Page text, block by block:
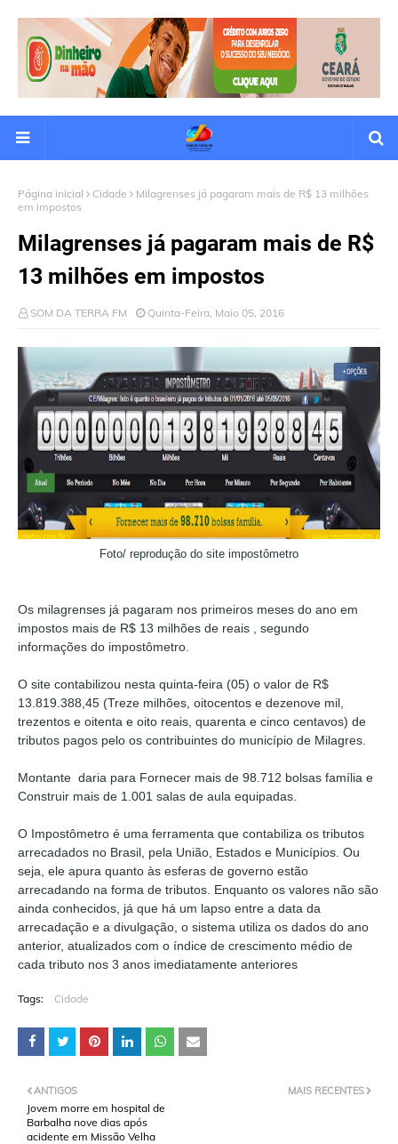
Página inicial Cidade
Milagrenses já pagaram mais de R$ 13 milhões
em impostos
Milagrenses já pagaram mais de R$
13 milhões em impostos
SOM DA TERRA FM Quinta-Feira, Maio 05, 2016
Foto/ reprodução do site impostômetro
Os milagrenses já pagaram nos primeiros meses do ano em
impostos mais de R$ 13 milhões de reais , segundo
informações do impostômetro.
O site contabilizou nesta quinta-feira (05) o valor de R$
13.819.388,45 (Treze milhões, oitocentos e dezenove mil,
trezentos e oitenta e oito reais, quarenta e cinco centavos) de
tributos pagos pelo os contribuintes do município de Milagres.
Montante daria para Fornecer mais de 98.712 bolsas família e
Construir mais de 1.001 salas de aula equipadas.
O Impostômetro é uma ferramenta que contabiliza os tributos
arrecadados no Brasil, pela União, Estados e Municípios. Ou
seja, ele apura quanto às esferas de governo estão
arrecadando na forma de tributos. Enquanto os valores não são
ainda conhecidos, já que há um lapso entre a data da
arrecadação e a divulgação, o sistema utiliza os dados do ano
anterior, atualizados com o índice de crescimento médio de
cada tributo nos 3 anos imediatamente anteriores
Tags: Cidade
MAIS RECENTES
ANTIGOS
Jovem morre em hospital de
Barbalha nove dias após
acidente em Missão Velha